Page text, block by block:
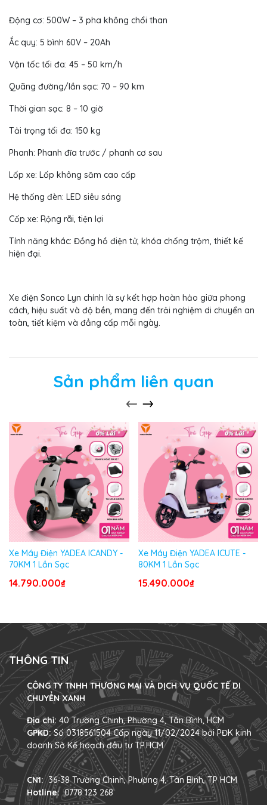
Động cơ: 500W – 3 pha không chổi than
Ắc quy: 5 bình 60V – 20Ah
Vận tốc tối đa: 45 – 50 km/h
Quãng đường/lần sạc: 70 – 90 km
Thời gian sạc: 8 – 10 giờ
Tải trọng tối đa: 150 kg
Phanh: Phanh đĩa trước / phanh cơ sau
Lốp xe: Lốp không săm cao cấp
Hệ thống đèn: LED siêu sáng
Cốp xe: Rộng rãi, tiện lợi
Tính năng khác: Đồng hồ điện tử, khóa chống trộm, thiết kế
hiện đại.
Xe điện Sonco Lyn chính là sự kết hợp hoàn hảo giữa phong
cách, hiệu suất và độ bền, mang đến trải nghiệm di chuyển an
toàn, tiết kiệm và đẳng cấp mỗi ngày.
Sản phẩm liên quan
Xe Máy Điện YADEA ICANDY -
70KM 1 Lần Sạc
14.790.000₫
Xe Máy Điện YADEA ICUTE -
80KM 1 Lần Sạc
15.490.000₫
THÔNG TIN
CÔNG TY TNHH THƯƠNG MẠI VÀ DỊCH VỤ QUỐC TẾ DI
CHUYỂN XANH
Địa chỉ: 40 Trường Chinh, Phường 4, Tân Bình, HCM
GPKD:Số 0318561504 Cấp ngày 11/02/2024 bởi PĐK kinh
doanh Sở Kế hoạch đầu tư TP.HCM
CN1: 36-38 Trường Chinh, Phường 4, Tân Bình, TP HCM
Hotline: 0778 123 268